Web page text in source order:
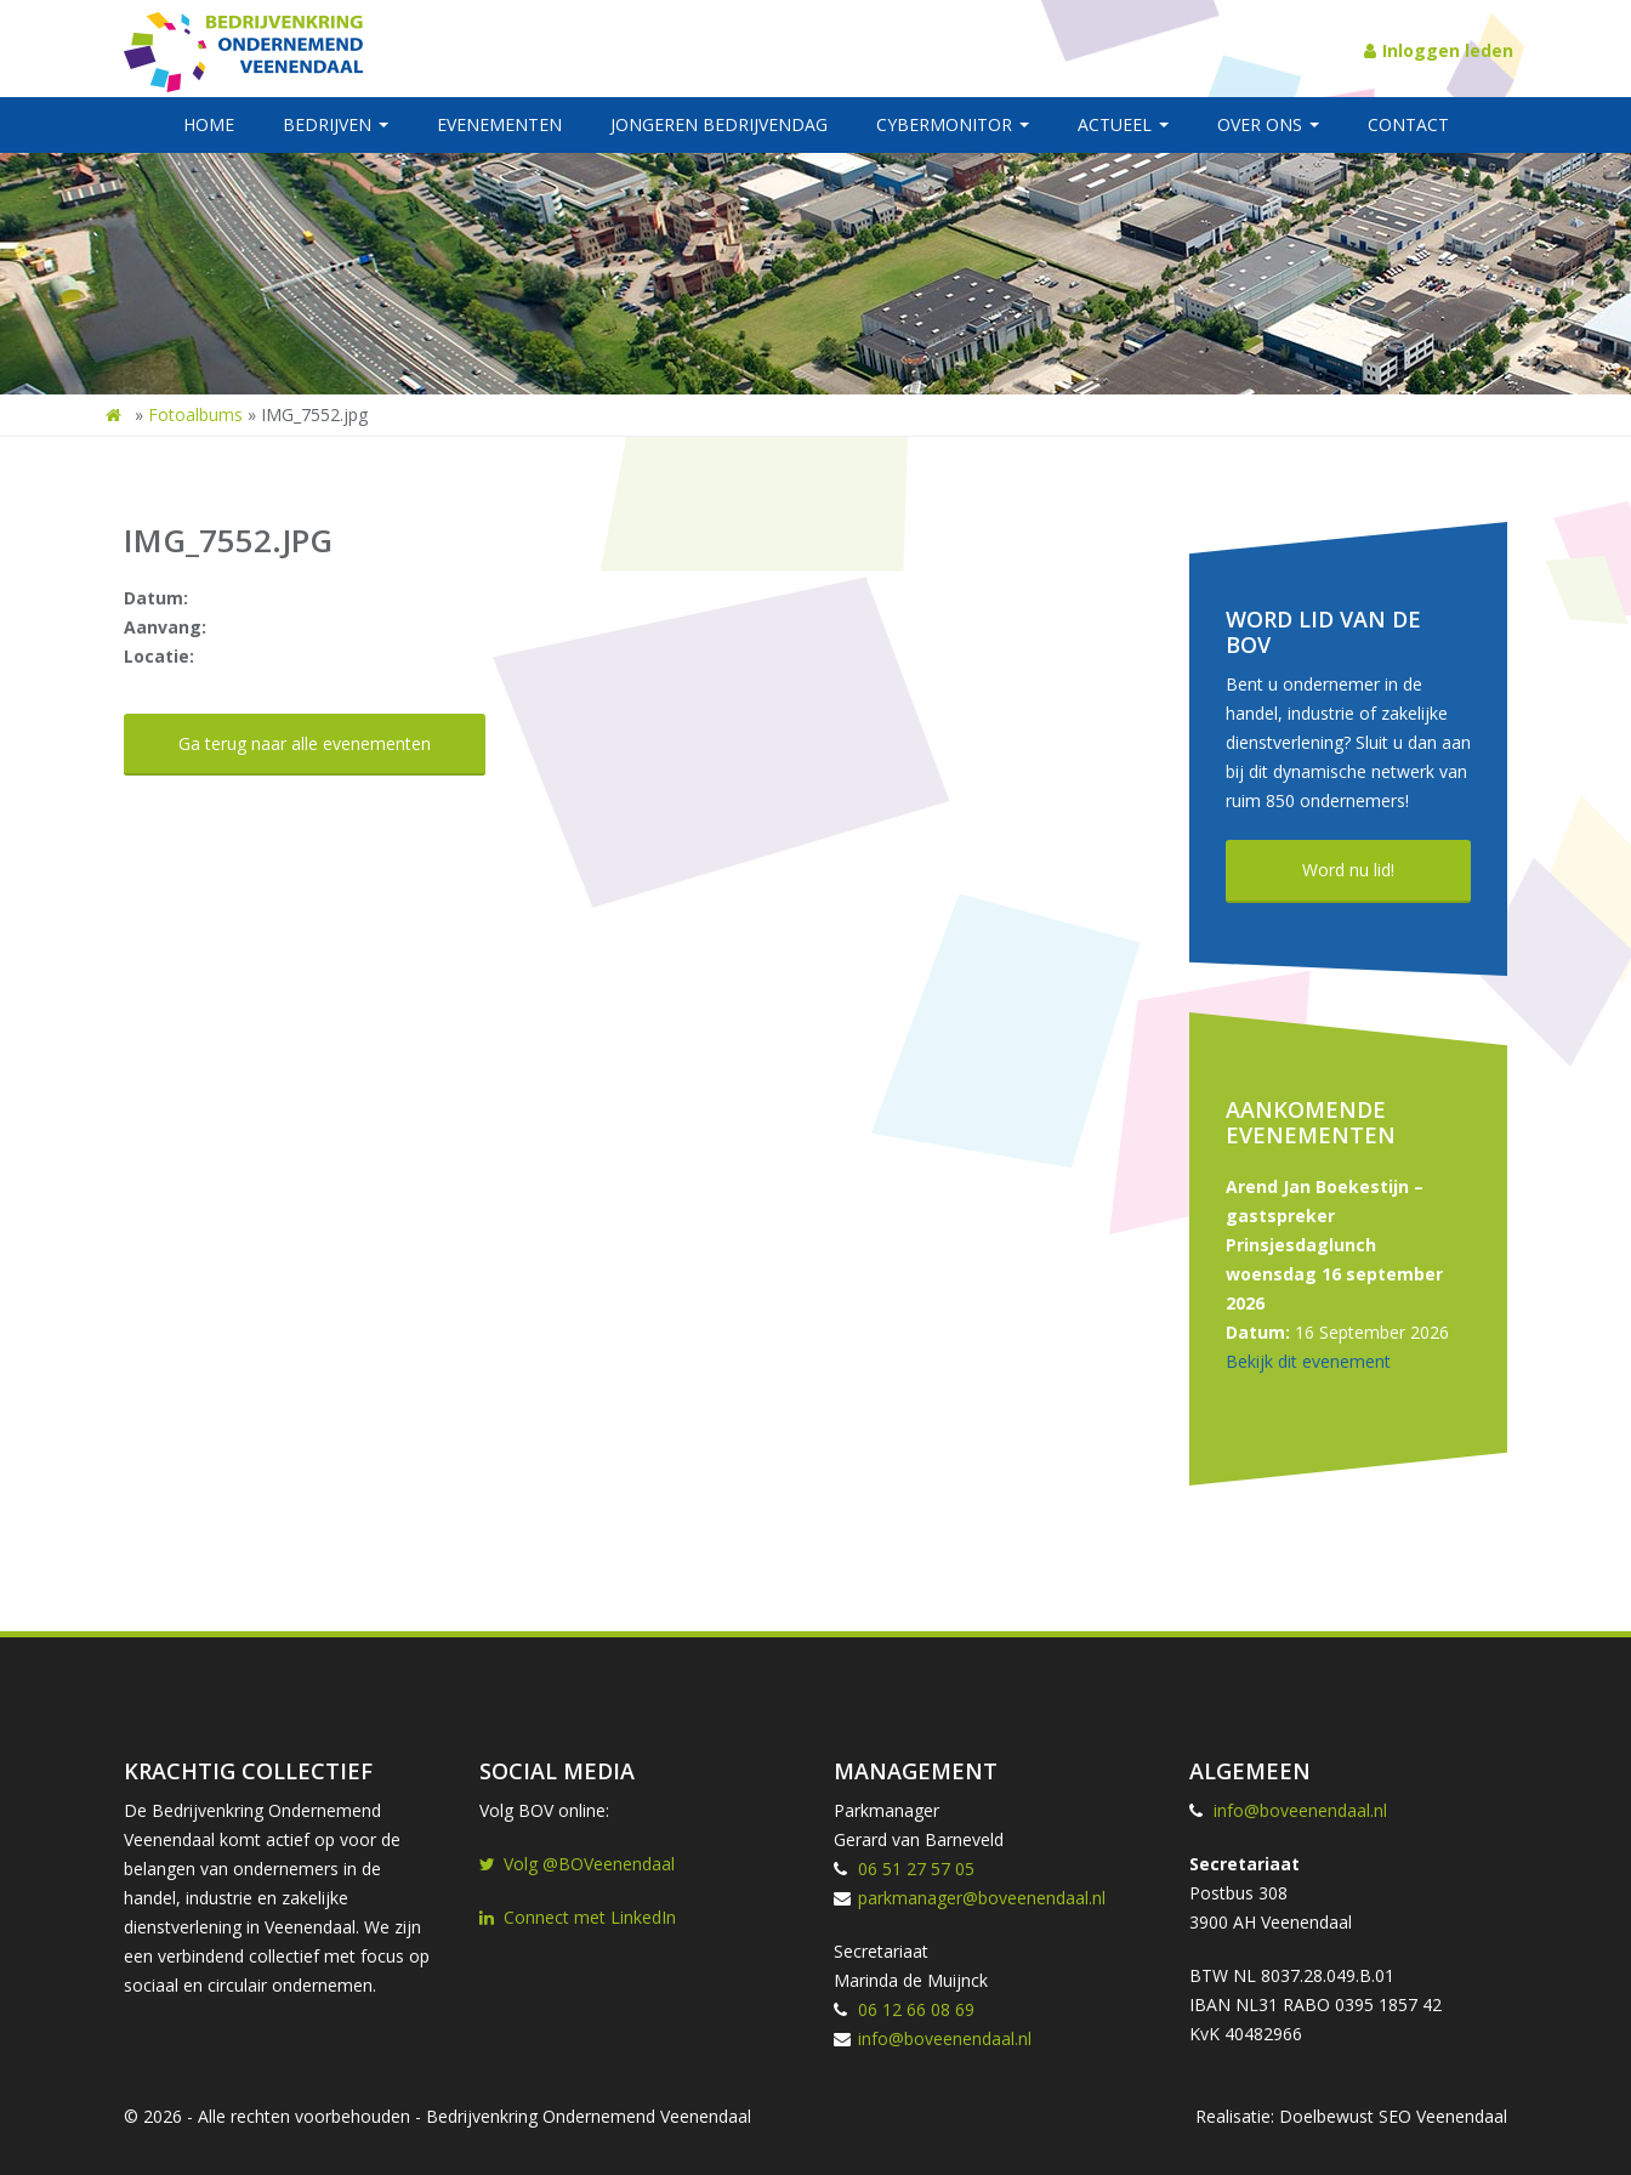
Inloggen leden
HOME BEDRIJVEN EVENEMENTEN JONGEREN BEDRIJVENDAG CYBERMONITOR ACTUEEL OVER ONS CONTACT
» Fotoalbums » IMG_7552.jpg
IMG_7552.JPG
Datum:
Aanvang:
Locatie:
Ga terug naar alle evenementen
WORD LID VAN DE
BOV
Bent u ondernemer in de
handel, industrie of zakelijke
dienstverlening? Sluit u dan aan
bij dit dynamische netwerk van
ruim 850 ondernemers!
Word nu lid!
AANKOMENDE
EVENEMENTEN
Arend Jan Boekestijn –
gastspreker
Prinsjesdaglunch
woensdag 16 september
2026
Datum: 16 September 2026
Bekijk dit evenement
KRACHTIG COLLECTIEF
De Bedrijvenkring Ondernemend
Veenendaal komt actief op voor de
belangen van ondernemers in de
handel, industrie en zakelijke
dienstverlening in Veenendaal. We zijn
een verbindend collectief met focus op
sociaal en circulair ondernemen.
SOCIAL MEDIA
Volg BOV online:
Volg @BOVeenendaal
Connect met LinkedIn
MANAGEMENT
Parkmanager
Gerard van Barneveld
06 51 27 57 05
parkmanager@boveenendaal.nl
Secretariaat
Marinda de Muijnck
06 12 66 08 69
info@boveenendaal.nl
ALGEMEEN
info@boveenendaal.nl
Secretariaat
Postbus 308
3900 AH Veenendaal
BTW NL 8037.28.049.B.01
IBAN NL31 RABO 0395 1857 42
KvK 40482966
© 2026 - Alle rechten voorbehouden - Bedrijvenkring Ondernemend Veenendaal Realisatie: Doelbewust SEO Veenendaal